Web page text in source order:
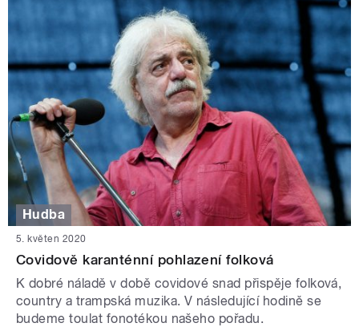
Hudba
5. květen 2020
Covidově karanténní pohlazení folková
K dobré náladě v době covidové snad přispěje folková,
country a trampská muzika. V následující hodině se
budeme toulat fonotékou našeho pořadu.